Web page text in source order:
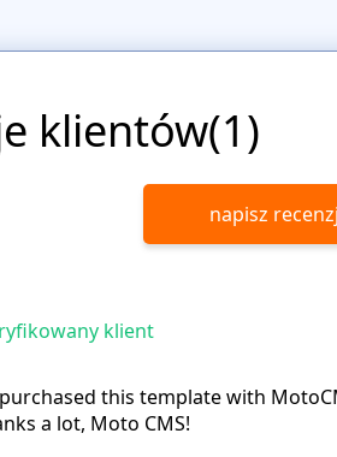
klientów(1)
napisz
klient
this template with
a lot, Moto CMS!